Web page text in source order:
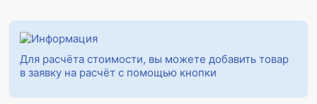
Для расчёта стоимости, вы можете добавить товар
в заявку на расчёт с помощью кнопки